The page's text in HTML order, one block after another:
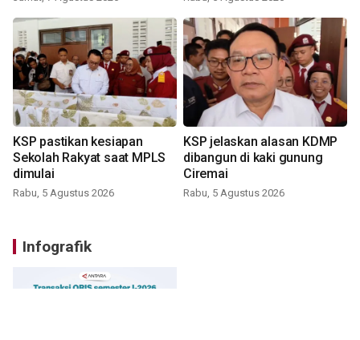
KSP pastikan kesiapan
Sekolah Rakyat saat MPLS
dimulai
Rabu, 5 Agustus 2026
KSP jelaskan alasan KDMP
dibangun di kaki gunung
Ciremai
Rabu, 5 Agustus 2026
Infografik